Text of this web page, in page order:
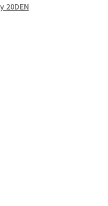
20DEN